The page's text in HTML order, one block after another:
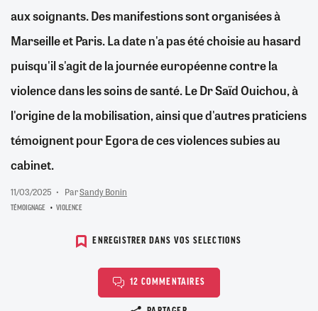
aux soignants. Des manifestions sont organisées à
Marseille et Paris. La date n'a pas été choisie au hasard
puisqu'il s'agit de la journée européenne contre la
violence dans les soins de santé. Le Dr Saïd Ouichou, à
l'origine de la mobilisation, ainsi que d'autres praticiens
témoignent pour Egora de ces violences subies au
cabinet.
11/03/2025 ParSandy Bonin
TÉMOIGNAGE VIOLENCE
ENREGISTRER DANS VOS SELECTIONS
12 COMMENTAIRES